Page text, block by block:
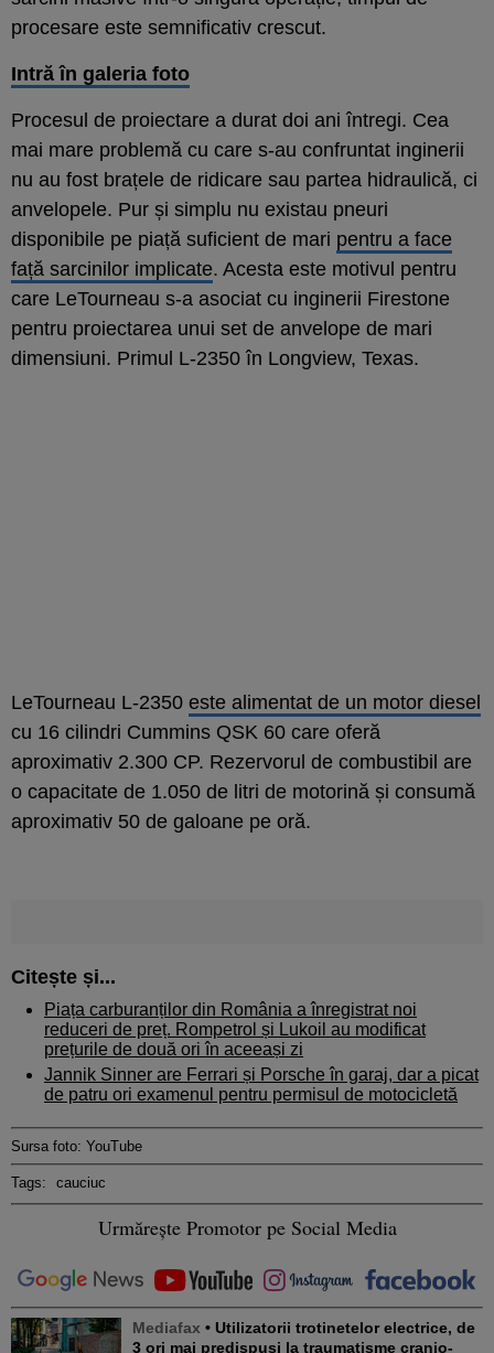
procesare este semnificativ crescut.
Intră în galeria foto
Procesul de proiectare a durat doi ani întregi. Cea
mai mare problemă cu care s-au confruntat inginerii
nu au fost brațele de ridicare sau partea hidraulică, ci
anvelopele. Pur și simplu nu existau pneuri
disponibile pe piață suficient de mari pentru a face
față sarcinilor implicate. Acesta este motivul pentru
care LeTourneau s-a asociat cu inginerii Firestone
pentru proiectarea unui set de anvelope de mari
dimensiuni. Primul L-2350 în Longview, Texas.
LeTourneau L-2350 este alimentat de un motor diesel
cu 16 cilindri Cummins QSK 60 care oferă
aproximativ 2.300 CP. Rezervorul de combustibil are
o capacitate de 1.050 de litri de motorină și consumă
aproximativ 50 de galoane pe oră.
Citește și...
Piața carburanților din România a înregistrat noi
reduceri de preț. Rompetrol și Lukoil au modificat
prețurile de două ori în aceeași zi
Jannik Sinner are Ferrari și Porsche în garaj, dar a picat
de patru ori examenul pentru permisul de motocicletă
Sursa foto: YouTube
Tags: cauciuc
Urmărește Promotor pe Social Media
Mediafax • Utilizatorii trotinetelor electrice, de
3 ori mai predispuși la traumatisme cranio-